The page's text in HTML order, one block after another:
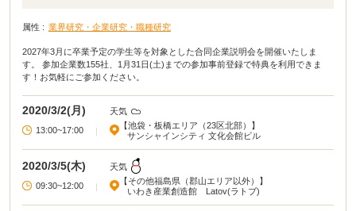
属性 : 業界研究・企業研究・職種研究
2027年3月に卒業予定の学生等を対象とした合同企業説明会を開催いたしま
す。 参加企業数155社、1月31日(土)までの参加事前登録で特典を利用できま
す！お気軽にご参加ください。
2020/3/2(月)
天気
13:00~17:00
|
【池袋・板橋エリア（23区北部）】
サンシャインシティ 文化会館ビル
2020/3/5(木)
天気
09:30~12:00
|
【その他福島県（郡山エリア以外）】
いわき産業創造館 Latov(ラトブ)